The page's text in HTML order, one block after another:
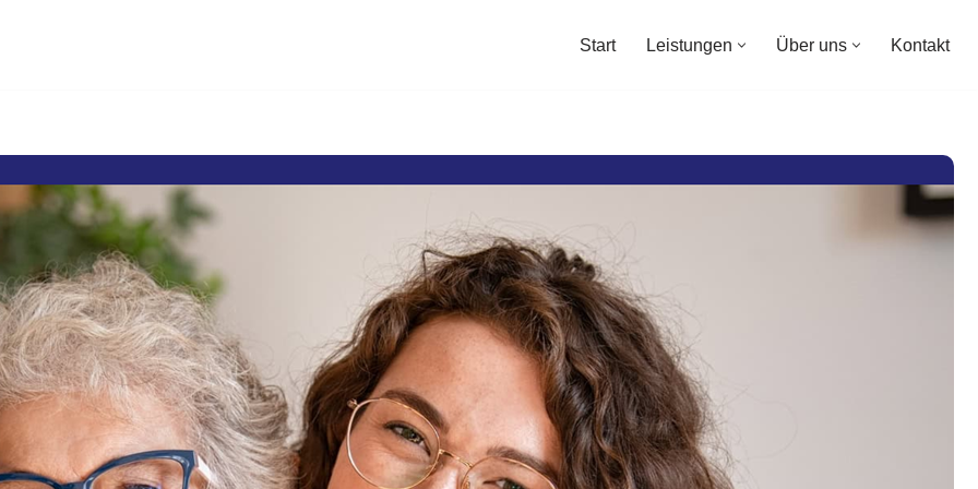
Start Leistungen Über uns Kontakt